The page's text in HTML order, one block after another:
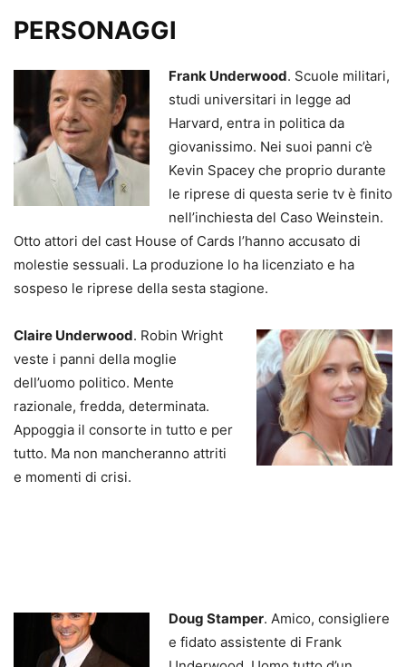
PERSONAGGI
Frank Underwood. Scuole militari,
studi universitari in legge ad
Harvard, entra in politica da
giovanissimo. Nei suoi panni c’è
Kevin Spacey che proprio durante
le riprese di questa serie tv è finito
nell’inchiesta del Caso Weinstein.
Otto attori del cast House of Cards l’hanno accusato di
molestie sessuali. La produzione lo ha licenziato e ha
sospeso le riprese della sesta stagione.
Claire Underwood. Robin Wright
veste i panni della moglie
dell’uomo politico. Mente
razionale, fredda, determinata.
Appoggia il consorte in tutto e per
tutto. Ma non mancheranno attriti
e momenti di crisi.
Doug Stamper. Amico, consigliere
e fidato assistente di Frank